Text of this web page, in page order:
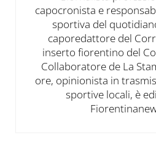
capocronista e
sportiva del
caporedattore del
inserto fiorentino del
Collaboratore de La
ore, opinionista in
sportive locali, è